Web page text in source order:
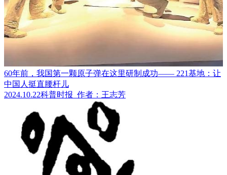
60年前，我国第一颗原子弹在这里研制成功—— 221基地：让
中国人挺直腰杆儿
2024.10.22科普时报 作者：王志芳